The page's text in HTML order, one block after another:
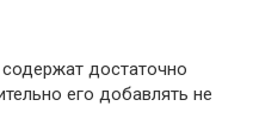
достаточно
его добавлять не